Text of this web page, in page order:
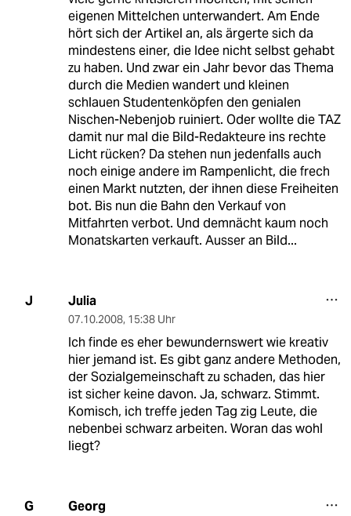
eigenen Mittelchen unterwandert. Am Ende
hört sich der Artikel an, als ärgerte sich da
mindestens einer, die Idee nicht selbst gehabt
zu haben. Und zwar ein Jahr bevor das Thema
durch die Medien wandert und kleinen
schlauen Studentenköpfen den genialen
Nischen-Nebenjob ruiniert. Oder wollte die TAZ
damit nur mal die Bild-Redakteure ins rechte
Licht rücken? Da stehen nun jedenfalls auch
noch einige andere im Rampenlicht, die frech
einen Markt nutzten, der ihnen diese Freiheiten
bot. Bis nun die Bahn den Verkauf von
Mitfahrten verbot. Und demnächt kaum noch
Monatskarten verkauft. Ausser an Bild...
J Julia
07.10.2008, 15:38 Uhr
Ich finde es eher bewundernswert wie kreativ
hier jemand ist. Es gibt ganz andere Methoden,
der Sozialgemeinschaft zu schaden, das hier
ist sicher keine davon. Ja, schwarz. Stimmt.
Komisch, ich treffe jeden Tag zig Leute, die
nebenbei schwarz arbeiten. Woran das wohl
liegt?
G Georg